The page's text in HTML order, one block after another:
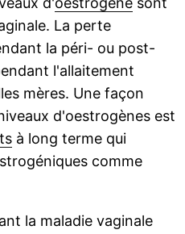
La perte
la péri- ou post-
l'allaitement
mères. Une façon
d'oestrogènes est
à long terme qui
comme
la maladie vaginale